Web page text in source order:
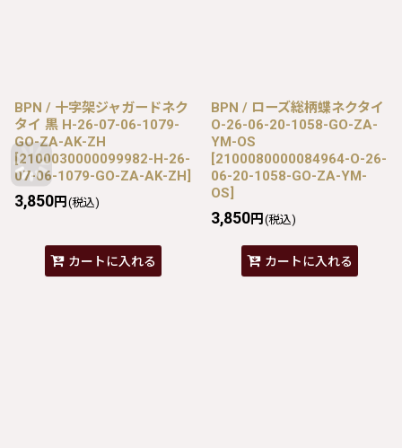
BPN / 十字架ジャガードネク
タイ 黒 H-26-07-06-1079-
GO-ZA-AK-ZH
[2100030000099982-H-26-
07-06-1079-GO-ZA-AK-ZH]
3,850円 (税込)
カートに入れる
BPN / ローズ総柄蝶ネクタイ
O-26-06-20-1058-GO-ZA-
YM-OS
[2100080000084964-O-26-
06-20-1058-GO-ZA-YM-
OS]
3,850円 (税込)
カートに入れる